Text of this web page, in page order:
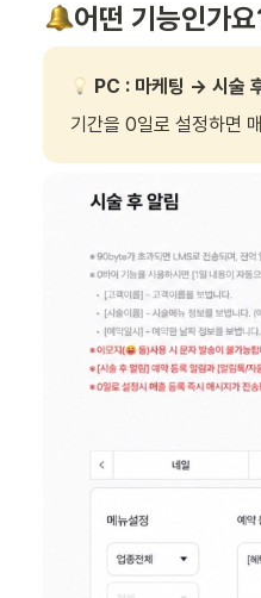
어떤 기능인가
PC : 마케팅 → 시술
기간을 0일로 설정하면